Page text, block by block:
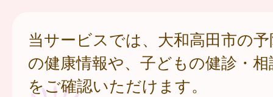
当サービスでは、大和高田市の
の健康情報や、子どもの健診・
をご確認いただけます。